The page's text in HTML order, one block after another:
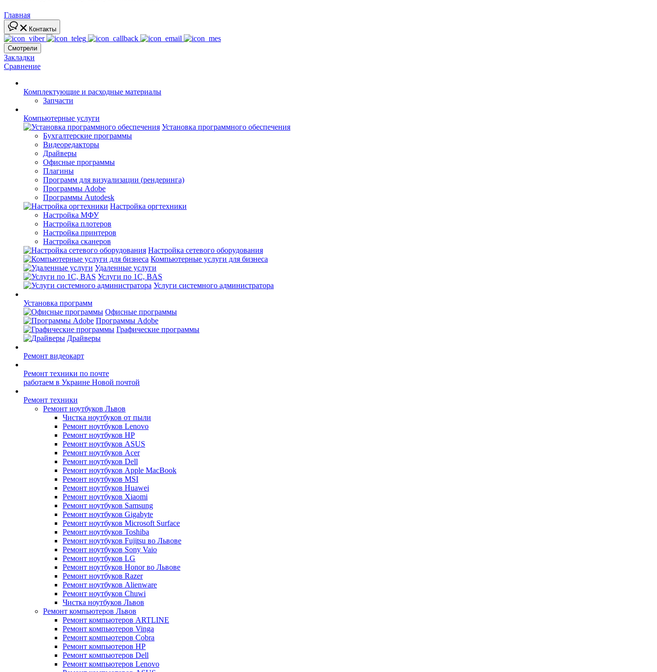
Главная
Контакты
Смотрели
Закладки
Сравнение
Комплектующие и расходные материалы
Запчасти
Компьютерные услуги
Установка программного обеспечения
Бухгалтерские программы
Видеоредакторы
Драйверы
Офисные программы
Плагины
Программ для визуализации (рендеринга)
Программы Adobe
Программы Autodesk
Настройка оргтехники
Настройка МФУ
Настройка плотеров
Настройка принтеров
Настройка сканеров
Настройка сетевого оборудования
Компьютерные услуги для бизнеса
Удаленные услуги
Услуги по 1С, BAS
Услуги системного администратора
Установка программ
Офисные программы
Программы Adobe
Графические программы
Драйверы
Ремонт видеокарт
Ремонт техники по почте
работаем в Украине Новой почтой
Ремонт техники
Ремонт ноутбуков Львов
Чистка ноутбуков от пыли
Ремонт ноутбуков Lenovo
Ремонт ноутбуков HP
Ремонт ноутбуков ASUS
Ремонт ноутбуков Acer
Ремонт ноутбуков Dell
Ремонт ноутбуков Apple MacBook
Ремонт ноутбуков MSI
Ремонт ноутбуков Huawei
Ремонт ноутбуков Xiaomi
Ремонт ноутбуков Samsung
Ремонт ноутбуков Gigabyte
Ремонт ноутбуков Microsoft Surface
Ремонт ноутбуков Toshiba
Ремонт ноутбуков Fujitsu во Львове
Ремонт ноутбуков Sony Vaio
Ремонт ноутбуков LG
Ремонт ноутбуков Honor во Львове
Ремонт ноутбуков Razer
Ремонт ноутбуков Alienware
Ремонт ноутбуков Chuwi
Чистка ноутбуков Львов
Ремонт компьютеров Львов
Ремонт компьютеров ARTLINE
Ремонт компьютеров Vinga
Ремонт компьютеров Cobra
Ремонт компьютеров HP
Ремонт компьютеров Dell
Ремонт компьютеров Lenovo